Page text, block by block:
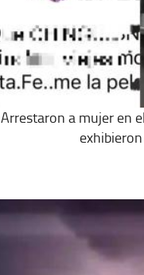
Arrestaron a mujer en